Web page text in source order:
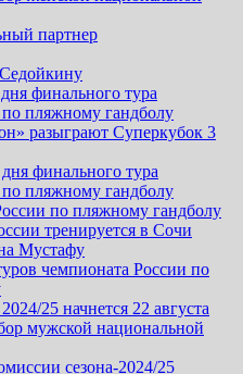
партнер
финального тура
пляжному гандболу
разыграют Суперкубок 3
финального тура
пляжному гандболу
по пляжному гандболу
тренируется в Сочи
Мустафу
чемпионата России по
25 начнется 22 августа
мужской национальной
сезона-2024/25